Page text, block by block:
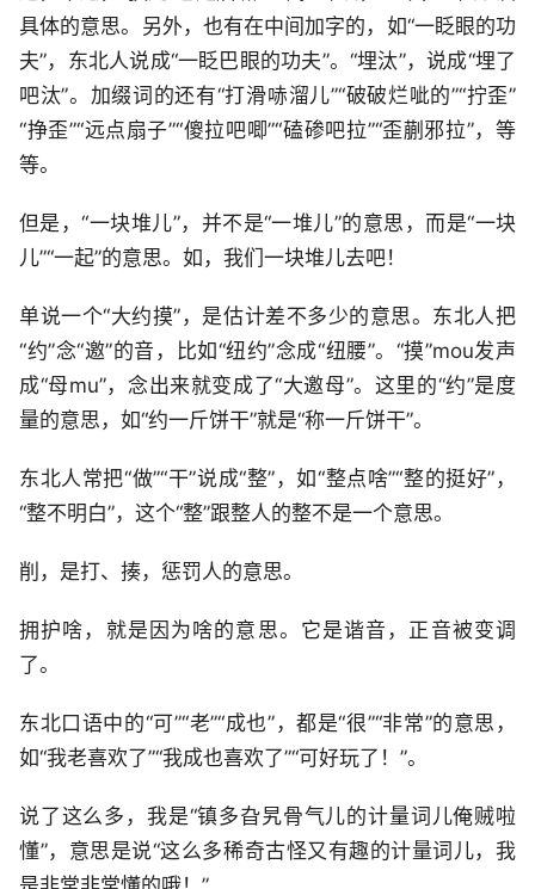
具体的意思。另外，也有在中间加字的，如“一眨眼的功
夫”，东北人说成“一眨巴眼的功夫”。“埋汰”，说成“埋了
吧汰”。加缀词的还有“打滑哧溜儿”“破破烂呲的”“拧歪”
“挣歪”“远点扇子”“傻拉吧唧”“磕碜吧拉”“歪蒯邪拉”，等
等。
但是，“一块堆儿”，并不是“一堆儿”的意思，而是“一块
儿”“一起”的意思。如，我们一块堆儿去吧！
单说一个“大约摸”，是估计差不多少的意思。东北人把
“约”念“邀”的音，比如“纽约”念成“纽腰”。“摸”mou发声
成“母mu”，念出来就变成了“大邀母”。这里的“约”是度
量的意思，如“约一斤饼干”就是“称一斤饼干”。
东北人常把“做”“干”说成“整”，如“整点啥”“整的挺好”，
“整不明白”，这个“整”跟整人的整不是一个意思。
削，是打、揍，惩罚人的意思。
拥护啥，就是因为啥的意思。它是谐音，正音被变调
了。
东北口语中的“可”“老”“成也”，都是“很”“非常”的意思，
如“我老喜欢了”“我成也喜欢了”“可好玩了！”。
说了这么多，我是“镇多旮旯骨气儿的计量词儿俺贼啦
懂”，意思是说“这么多稀奇古怪又有趣的计量词儿，我